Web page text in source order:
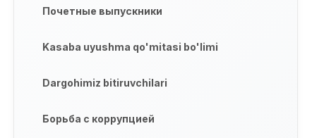
Почетные выпускники
Kasaba uyushma qo'mitasi bo'limi
Dargohimiz bitiruvchilari
Борьба с коррупцией